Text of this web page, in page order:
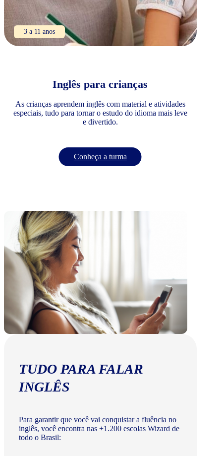
3 a 11 anos
Inglês para crianças
As crianças aprendem inglês com material e atividades
especiais, tudo para tornar o estudo do idioma mais leve
e divertido.
Conheça a turma
TUDO PARA FALAR
INGLÊS
Para garantir que você vai conquistar a fluência no
inglês, você encontra nas +1.200 escolas Wizard de
todo o Brasil: